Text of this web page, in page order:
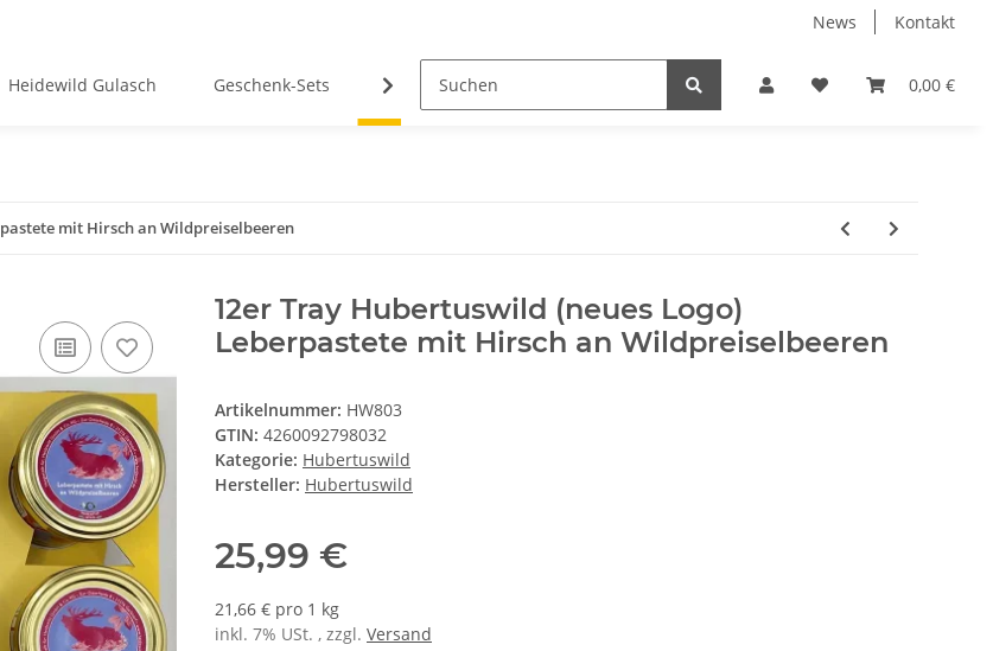
News Kontakt
0,00 €
Heidewild Gulasch Geschenk-Sets Hubertuswild
mit Hirsch an Wildpreiselbeeren
12er Tray Hubertuswild (neues Logo)
Leberpastete mit Hirsch an Wildpreiselbeeren
Artikelnummer: HW803
GTIN: 4260092798032
Kategorie: Hubertuswild
Hersteller: Hubertuswild
25,99 €
21,66 € pro 1 kg
inkl. 7% USt. , zzgl. Versand